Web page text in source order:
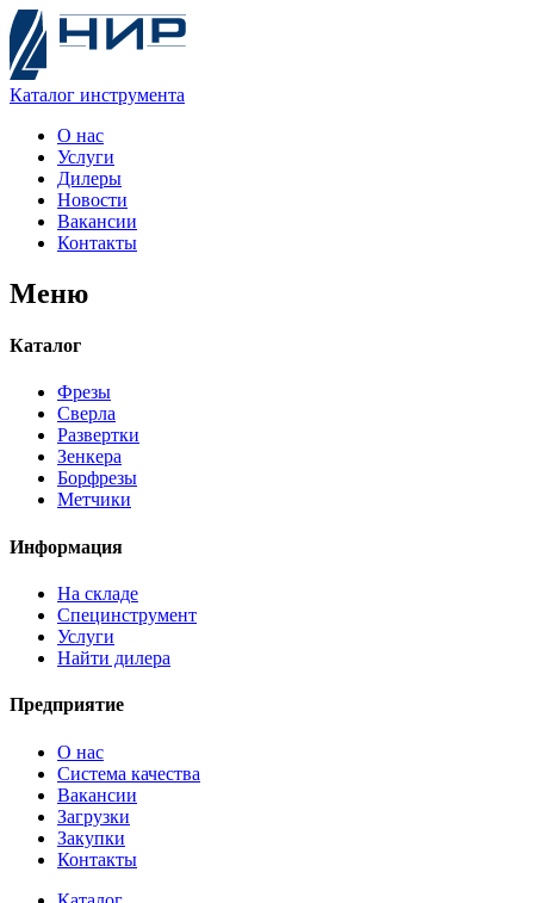
Каталог инструмента
О нас
Услуги
Дилеры
Новости
Вакансии
Контакты
Меню
Каталог
Фрезы
Сверла
Развертки
Зенкера
Борфрезы
Метчики
Информация
На складе
Специнструмент
Услуги
Найти дилера
Предприятие
О нас
Система качества
Вакансии
Загрузки
Закупки
Контакты